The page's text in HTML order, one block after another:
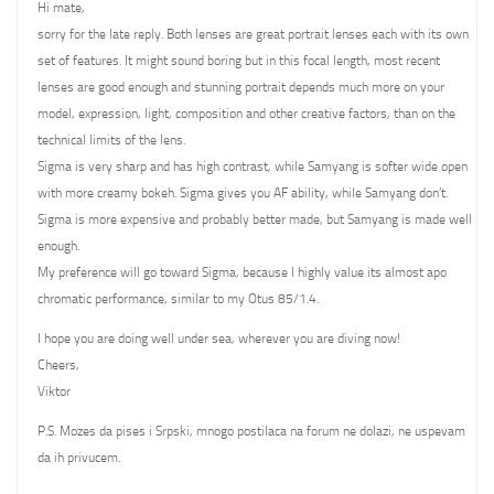
Hi mate,
sorry for the late reply. Both lenses are great portrait lenses each with its own
set of features. It might sound boring but in this focal length, most recent
lenses are good enough and stunning portrait depends much more on your
model, expression, light, composition and other creative factors, than on the
technical limits of the lens.
Sigma is very sharp and has high contrast, while Samyang is softer wide open
with more creamy bokeh. Sigma gives you AF ability, while Samyang don’t.
Sigma is more expensive and probably better made, but Samyang is made well
enough.
My preference will go toward Sigma, because I highly value its almost apo
chromatic performance, similar to my Otus 85/1.4.
I hope you are doing well under sea, wherever you are diving now!
Cheers,
Viktor
P.S. Mozes da pises i Srpski, mnogo postilaca na forum ne dolazi, ne uspevam
da ih privucem.